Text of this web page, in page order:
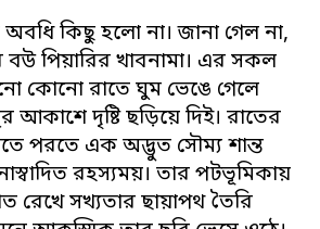
অবধি কিছু হলো না। জানা গেল না,
বউ পিয়ারির খাবনামা। এর সকল
কোনো রাতে ঘুম ভেঙে গেলে
আকাশে দৃষ্টি ছড়িয়ে দিই। রাতের
পরতে এক অদ্ভুত সৌম্য শান্ত
রহস্যময়। তার পটভূমিকায়
রেখে সখ্যতার ছায়াপথ তৈরি